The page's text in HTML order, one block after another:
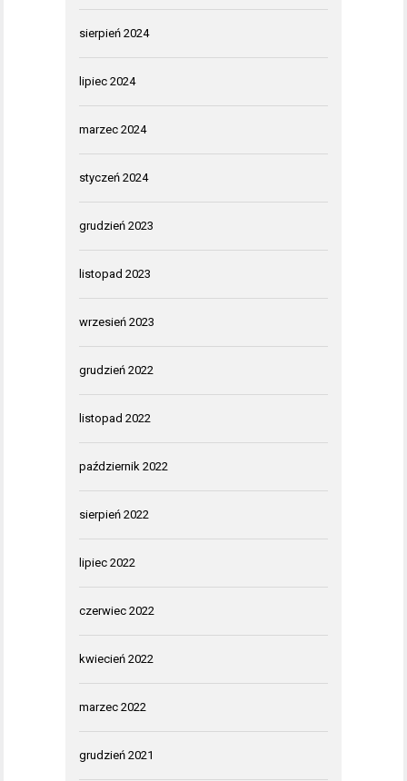
sierpień 2024
lipiec 2024
marzec 2024
styczeń 2024
grudzień 2023
listopad 2023
wrzesień 2023
grudzień 2022
listopad 2022
październik 2022
sierpień 2022
lipiec 2022
czerwiec 2022
kwiecień 2022
marzec 2022
grudzień 2021